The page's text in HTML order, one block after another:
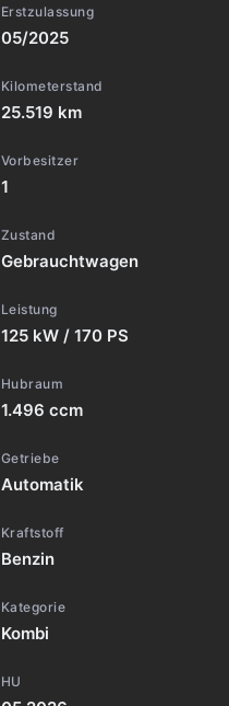
Erstzulassung
05/2025
Kilometerstand
25.519 km
Vorbesitzer
1
Zustand
Gebrauchtwagen
Leistung
125 kW / 170 PS
Hubraum
1.496 ccm
Getriebe
Automatik
Kraftstoff
Benzin
Kategorie
Kombi
HU